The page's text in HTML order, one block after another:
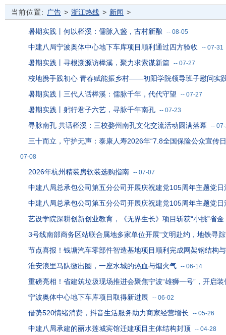
当前位置: 广告 > 浙江热线 > 新闻 >
暑期实践丨何以榉溪：儒脉入盏，古村新酿 -- 08-05
中建八局宁波奥体中心地下车库项目顺利通过四方验收 -- 07-31
暑期实践丨寻根溯源访榉溪，聚力求索谋新篇 -- 07-27
校地携手践初心 青春赋能振乡村——初阳学院领导班子慰问实
暑期实践丨三代人话榉溪：儒脉千年，代代守望
-- 07-27
暑期实践丨躬行君子六艺，寻脉千年南孔 -- 07-23
寻脉南孔 共话榉溪：三校婺州南孔文化交流活动圆满落幕 --
三十而立，守护无声：泰康人寿2026年“7.8全国保险公众宣传
07-08
2026年杭州精装房软装选购指南 -- 07-07
中建八局总承包公司第五分公司开展庆祝建党105周年主题党日
中建八局总承包公司第五分公司开展庆祝建党105周年主题党日
艺设学院深耕创新创业教育，《无界生长》项目斩获“小挑”省金
3号线南部商务区站联合属地多家单位开展“文明赴约，地铁寻
节点喜报！钱塘汽车零部件智造基地项目顺利完成网架钢结构
淮安浪里马队徽出圈，一座水城的热血与烟火气 -- 06-14
重磅亮相！省建筑垃圾现场推进会聚焦宁波“雄狮一号”，开启
宁波奥体中心地下车库项目取得新进展
-- 06-02
借势520情绪消费，抖音生活服务助力商家经营增长 -- 05-26
中建八局承建的丽水莲城宾馆迁建项目主体结构封顶 -- 04-28